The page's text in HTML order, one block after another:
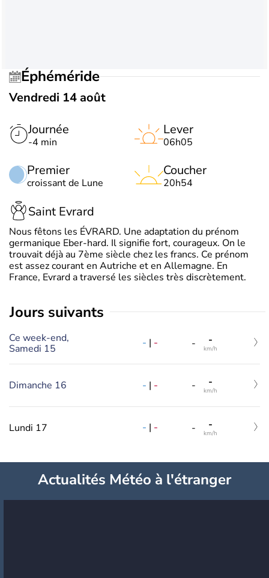
Éphéméride
Vendredi 14 août
Journée
-4 min
Premier
croissant de Lune
Lever
06h05
Coucher
20h54
Saint Evrard
Nous fêtons les ÉVRARD. Une adaptation du prénom
germanique Eber-hard. Il signifie fort, courageux. On le
trouvait déjà au 7ème siècle chez les francs. Ce prénom
est assez courant en Autriche et en Allemagne. En
France, Evrard a traversé les siècles très discrètement.
jours suivants
Ce week-end,
Samedi 15
- | - - -
km/h
Dimanche 16 - | - - -
km/h
Lundi 17 - | - - -
km/h
Actualités Météo à l'étranger